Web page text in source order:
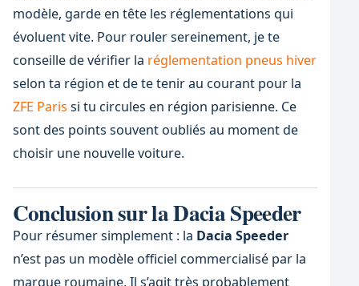
modèle, garde en tête les réglementations qui
évoluent vite. Pour rouler sereinement, je te
conseille de vérifier la réglementation pneus hiver
selon ta région et de te tenir au courant pour la
ZFE Paris si tu circules en région parisienne. Ce
sont des points souvent oubliés au moment de
choisir une nouvelle voiture.
Conclusion sur la Dacia Speeder
Pour résumer simplement : la Dacia Speeder
n’est pas un modèle officiel commercialisé par la
marque roumaine. Il s’agit très probablement